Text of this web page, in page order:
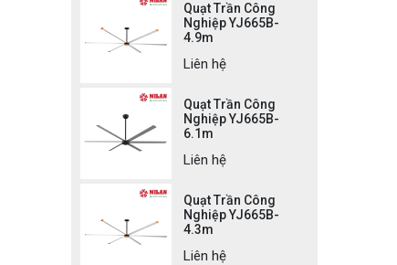
Quạt Trần Công
Nghiệp YJ665B-
4.9m
Liên hệ
Quạt Trần Công
Nghiệp YJ665B-
6.1m
Liên hệ
Quạt Trần Công
Nghiệp YJ665B-
4.3m
Liên hệ